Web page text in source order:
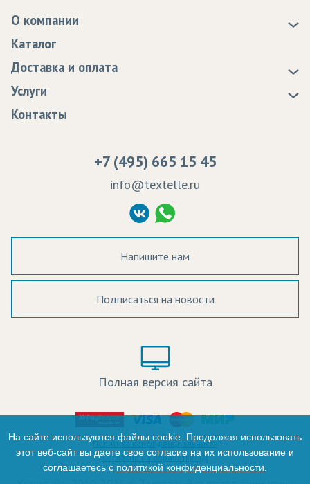
О компании
Статьи
Программа лояльности
Сертификаты качества
Судебные решения
Политика Конфиденциальности
Согласие на обработку ПД
Каталог
Доставка и оплата
Доставка
Оплата
Услуги
Образцы
Контакты
+7 (495) 665 15 45
info@textelle.ru
Напишите нам
Подписаться на новости
Полная версия сайта
Политика конфиденциальности
Согласие на обработку ПД
-
На сайте используются файлы cookie. Продолжая использовать
этот веб-сайт вы даете свое согласие на их использование и
соглашаетесь с политикой конфиденциальности